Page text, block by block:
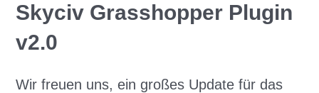
Skyciv Grasshopper Plugin
v2.0
Wir freuen uns, ein großes Update für das